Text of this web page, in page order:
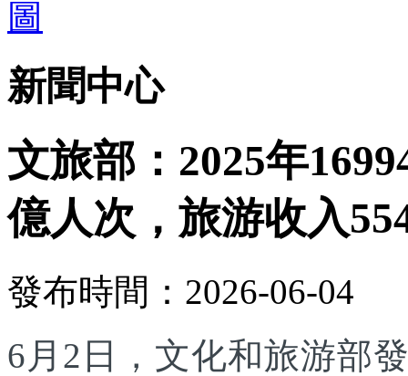
新聞中心
文旅部：2025年
億人次，旅游收入
發布時間：2026-06-04
6月2日，文化和旅游部